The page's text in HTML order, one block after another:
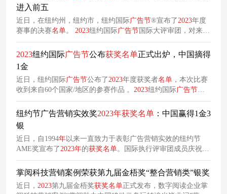
进入前五
近日，在纽约州，纽约市，纽约国际广告节®宣布了 2023年度
赛事的决赛名单。 2023纽约国际广告节 国际大评审团，对来自
全球60多个国家或地区提交的具有开创性和启发性的创意作品
进行了线上评审，以评定进入决赛的 名单。 美国、德国、韩
国、中国和阿拉伯联合酋长国进入决赛的作品数量处于领先地
位，紧随其后的国家包括：日本、加拿大、巴西、印度、
利亚 、菲律宾和英国等国。
2023纽约国际广告节公布获奖名单正式出炉，中国摘得
1金
近日，纽约国际广告节公布了 2023年度获奖者名单 ，本次比赛
收到来自60个国家/地区的参赛作品 。 2023纽约国际广告节
中华地区获奖名单：大陆地区（1座金奖、2座银奖、5座铜
奖、9个入围奖）
纽约节广告营销实效奖2023年获奖名单 ：中国赢得1金3
银
近日，自1994年以来一直致力于表彰广告营销实效的纽约节
AME奖宣布了 2023年的获奖名单。国际执行评审团成员庆祝了
以前沿效果为导向的作品，并颁发了1个享有盛誉的AME全场
大奖，8个金奖，10个银奖，17个铜奖和20个入围奖（其中中
国赢得1金3银 BBDO中国再获
纽约国际 广告节
效竞赛单元一金三银），以表彰他们的创新和富有实效的活
掌阅科技营销案例荣获第九届金梧奖“整合营销类”银奖
近日， 2023第九届金梧奖获奖名单正式发布，数字阅读企业掌